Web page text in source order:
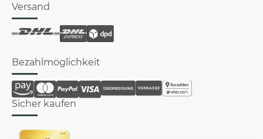
Versand
Bezahlmöglichkeit
Sicher kaufen